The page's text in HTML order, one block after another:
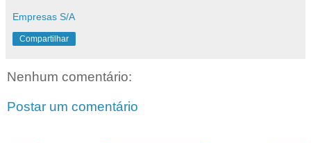
Empresas S/A
Compartilhar
Nenhum comentário:
Postar um comentário